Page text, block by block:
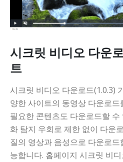
시크릿 비디오 다운
트
시크릿 비디오 다운로드(1.0.3)
양한 사이트의 동영상 다운로
필요한 콘텐츠도 다운로드할
화 탐지 우회로 제한 없이 다운
질의 영상과 음성으로 다운로
능합니다. 홈페이지 시크릿 비